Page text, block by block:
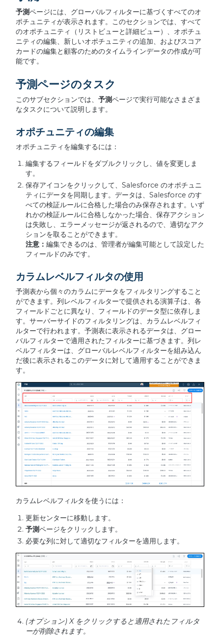
予測ページには、グローバルフィルターに基づくすべてのオ
ポチュニティが表示されます。このセクションでは、すべて
のオポチュニティ（リストビューと詳細ビュー）、オポチュ
ニティの編集、新しいオポチュニティの追加、およびスコア
カードの編集と顧客のためのタイムラインデータの作成が可
能です。
予測ページのタスク
このサブセクションでは、 予測ページで実行可能なさまざま
なタスクについて説明します。
オポチュニティの編集
オポチュニティを編集するには：
編集するフィールドをダブルクリックし、値を変更しま
す。
保存アイコンをクリックして、Salesforce のオポチュニ
ティにデータを同期します。データは、Salesforce のす
べての検証ルールに合格した場合のみ保存されます。いず
れかの検証ルールに合格しなかった場合、保存アクション
は失敗し、エラーメッセージが返されるので、適切なアク
ションを取ることができます。
注意： 編集できるのは、管理者が編集可能として設定した
フィールドのみです。
カラムレベルフィルタの使用
予測表から個々のカラムにデータをフィルタリングすること
ができます。列レベルフィルターで提供される演算子は、各
フィールドごとに異なり、フィールドのデータ型に依存しま
す。サーバーサイドのフィルタリングは、カラムレベルフィ
ルターで行われます。予測表に表示されるデータは、グロー
バルフィルターで適用されたフィルターに基づきます。列レ
ベルフィルターは、グローバルレベルフィルターを組み込ん
だ後に表示されるこのデータに対して適用することができま
す。
カラムレベルフィルタを使うには：
更新センターに移動します。
予測ページをクリックします。
必要な列に対して適切なフィルターを適用します。
(オプション) X をクリックすると適用されたフィルタ
ーが削除されます。